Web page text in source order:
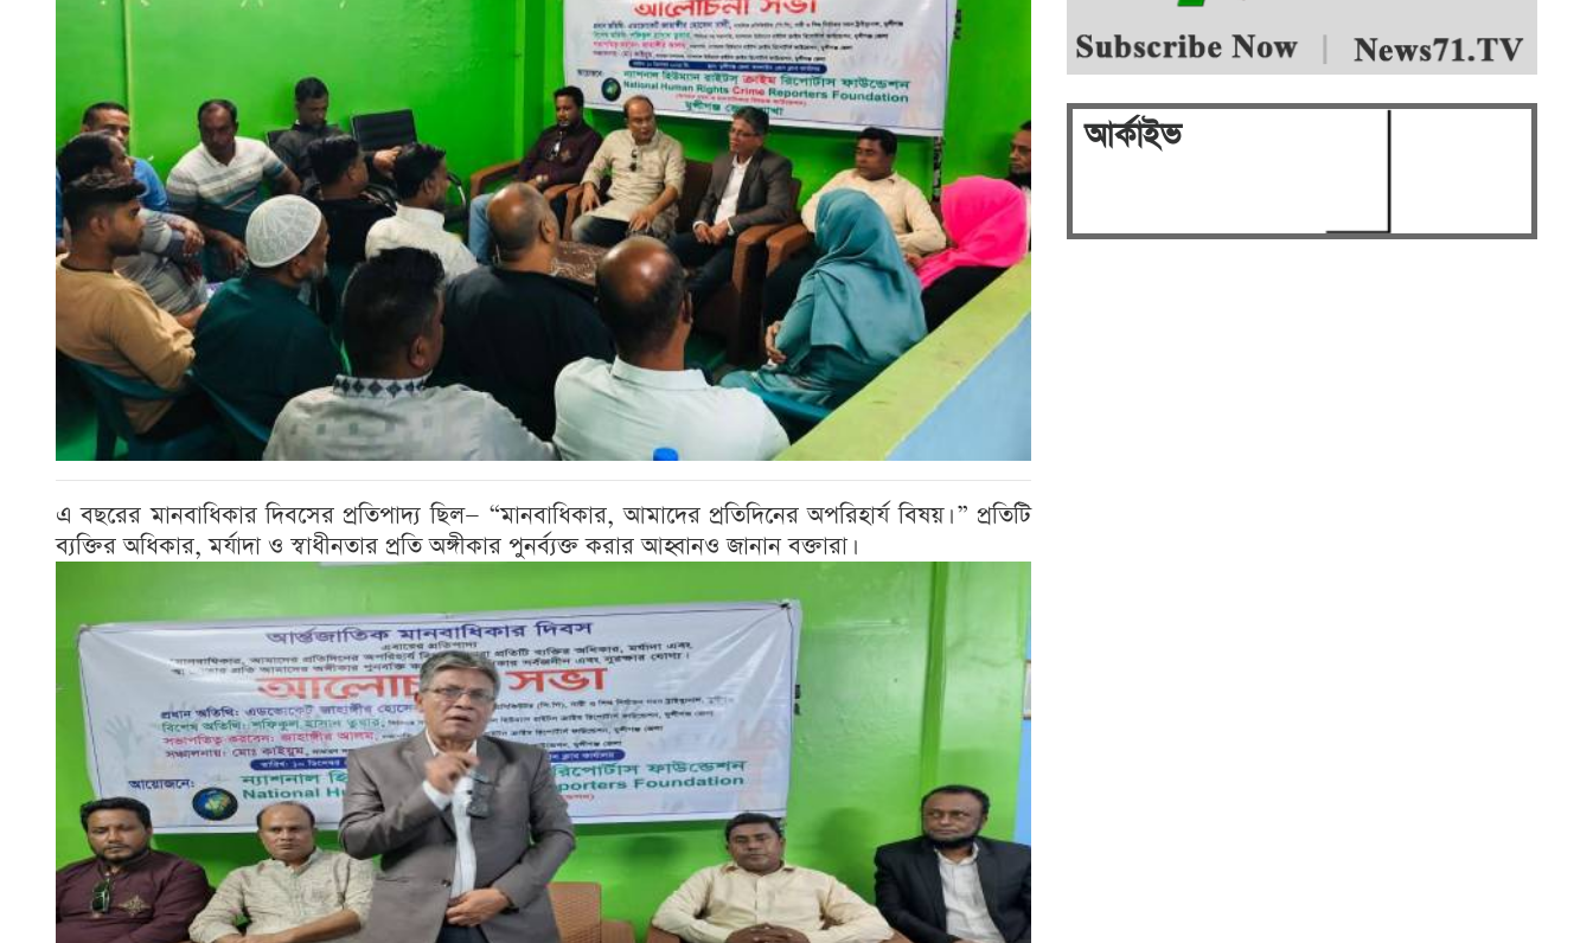
এ বছরের মানবাধিকার দিবসের প্রতিপাদ্য ছিল— “মানবাধিকার, আমাদের প্রতিদিনের অপরিহার্য বিষয়। ” প্রতিটি
ব্যক্তির অধিকার, মর্যাদা ও স্বাধীনতার প্রতি অঙ্গীকার পুনর্ব্যক্ত করার আহ্বানও জানান বক্তারা।
আর্কাইভ